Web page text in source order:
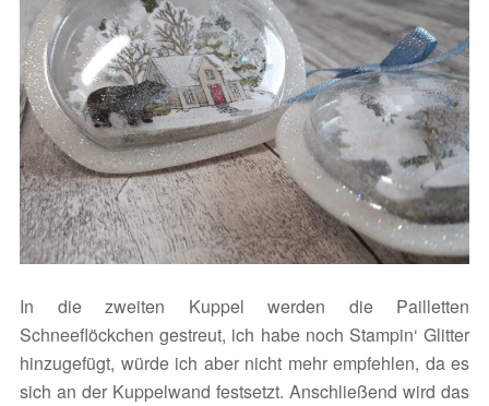
In die zweiten Kuppel werden die Pailletten
Schneeflöckchen gestreut, ich habe noch Stampin‘ Glitter
hinzugefügt, würde ich aber nicht mehr empfehlen, da es
sich an der Kuppelwand festsetzt. Anschließend wird das